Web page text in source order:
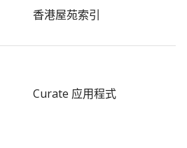
香港屋苑索引
Curate 应用程式